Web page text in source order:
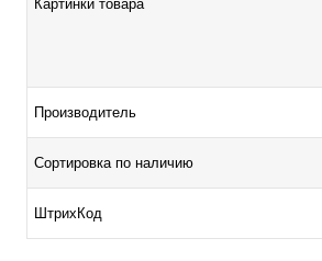
Картинки товара
Производитель
Сортировка по наличию
ШтрихКод